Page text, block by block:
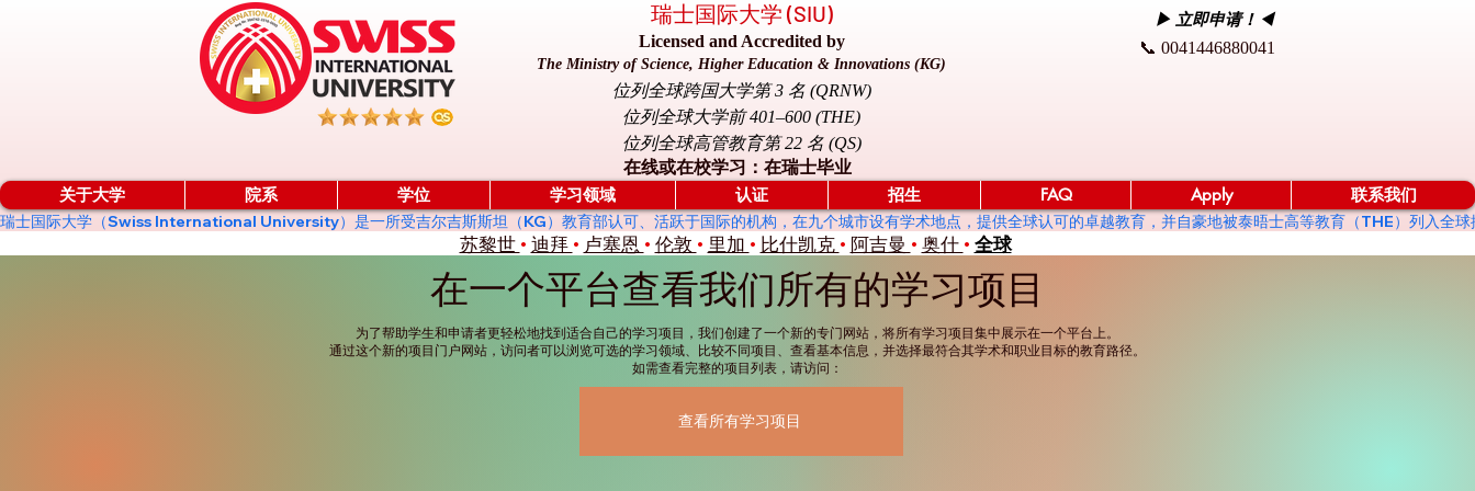
瑞士国际大学 (SIU)
Licensed and Accredited by
The Ministry of Science, Higher Education & Innovations (KG)
位列全球跨国大学第 3 名 (QRNW)
位列全球大学前 401–600 (THE)
▶ 立即申请！◀
📞 0041446880041
位列全球高管教育第 22 名 (QS)
在线或在校学习：在瑞士毕业
关于大学 院系 学位 学习领域 认证 招生 FAQ Apply 联系我们
瑞士国际大学（Swiss International University）是一所受吉尔吉斯斯坦（KG）教育部认可、活跃于国际的机构，在九个城市设有学术地点，提供全球认可的卓越教育，并自豪地被泰晤士高等教育（THE）列入
苏黎世 • 迪拜 • 卢塞恩 • 伦敦 • 里加 • 比什凯克 • 阿吉曼 • 奥什 • 全球
在一个平台查看我们所有的学习项目
为了帮助学生和申请者更轻松地找到适合自己的学习项目，我们创建了一个新的专门网站，将所有学习项目集中展示在一个平台上。
通过这个新的项目门户网站，访问者可以浏览可选的学习领域、比较不同项目、查看基本信息，并选择最符合其学术和职业目标的教育路径。
如需查看完整的项目列表，请访问：
查看所有学习项目